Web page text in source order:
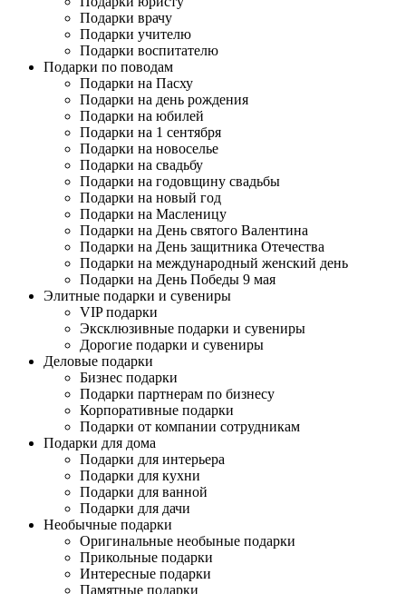
Подарки врачу
Подарки учителю
Подарки воспитателю
Подарки по поводам
Подарки на Пасху
Подарки на день рождения
Подарки на юбилей
Подарки на 1 сентября
Подарки на новоселье
Подарки на свадьбу
Подарки на годовщину свадьбы
Подарки на новый год
Подарки на Масленицу
Подарки на День святого Валентина
Подарки на День защитника Отечества
Подарки на международный женский день
Подарки на День Победы 9 мая
Элитные подарки и сувениры
VIP подарки
Эксклюзивные подарки и сувениры
Дорогие подарки и сувениры
Деловые подарки
Бизнес подарки
Подарки партнерам по бизнесу
Корпоративные подарки
Подарки от компании сотрудникам
Подарки для дома
Подарки для интерьера
Подарки для кухни
Подарки для ванной
Подарки для дачи
Необычные подарки
Оригинальные необыные подарки
Прикольные подарки
Интересные подарки
Памятные подарки